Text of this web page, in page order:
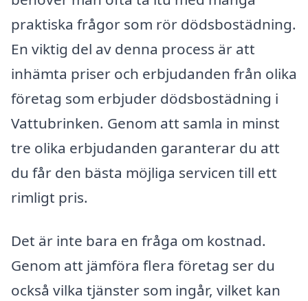
praktiska frågor som rör dödsbostädning.
En viktig del av denna process är att
inhämta priser och erbjudanden från olika
företag som erbjuder dödsbostädning i
Vattubrinken. Genom att samla in minst
tre olika erbjudanden garanterar du att
du får den bästa möjliga servicen till ett
rimligt pris.
Det är inte bara en fråga om kostnad.
Genom att jämföra flera företag ser du
också vilka tjänster som ingår, vilket kan